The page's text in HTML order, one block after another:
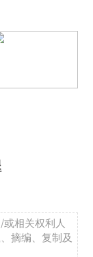
相关权利人
摘编、复制及